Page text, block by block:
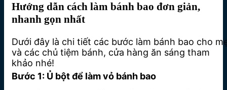
Hướng dẫn cách làm bánh bao đơn giản,
nhanh gọn nhất
Dưới đây là chi tiết các bước làm bánh bao cho
và các chủ tiệm bánh, cửa hàng ăn sáng tham
khảo nhé!
Bước 1: Ủ bột để làm vỏ bánh bao